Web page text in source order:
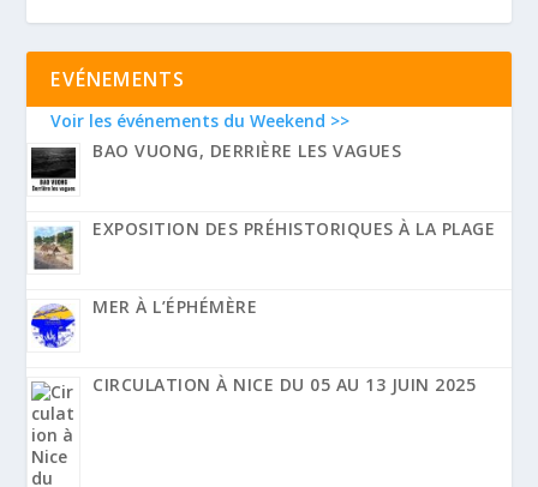
EVÉNEMENTS
Voir les événements du Weekend >>
BAO VUONG, DERRIÈRE LES VAGUES
EXPOSITION DES PRÉHISTORIQUES À LA PLAGE
MER À L’ÉPHÉMÈRE
CIRCULATION À NICE DU 05 AU 13 JUIN 2025